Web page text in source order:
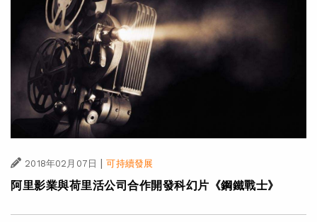
2018年02月07日 | 可持續發展
阿里影業與荷里活公司合作開發科幻片《鋼鐵戰士》